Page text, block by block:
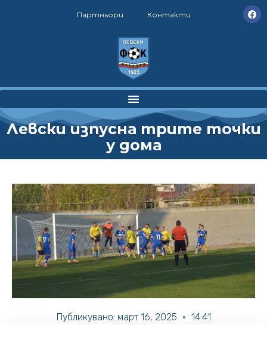
Партньори Контакти
Левски изпусна трите точки
у дома
Публикувано: март 16, 2025 14:41